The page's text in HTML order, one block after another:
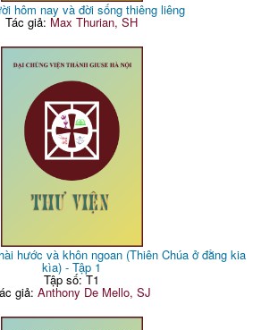
hôm nay và đời sống thiêng liêng
Tác giả: Max Thurian, SH
hước và khôn ngoan (Thiên Chúa ở đằng kia
kìa) - Tập 1
Tập số: T1
giả: Anthony De Mello, SJ